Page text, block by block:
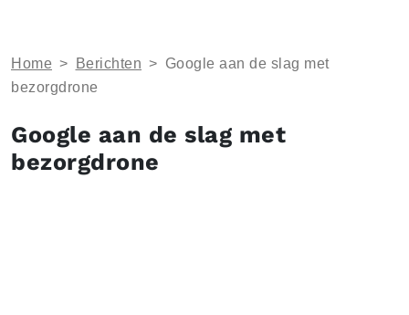
Home > Berichten > Google aan de slag met
bezorgdrone
Google aan de slag met
bezorgdrone